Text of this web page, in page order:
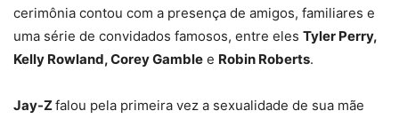
cerimônia contou com a presença de amigos, familiares e
uma série de convidados famosos, entre eles Tyler Perry,
Kelly Rowland, Corey Gamble e Robin Roberts.
Jay-Zfalou pela primeira vez a sexualidade de sua mãe